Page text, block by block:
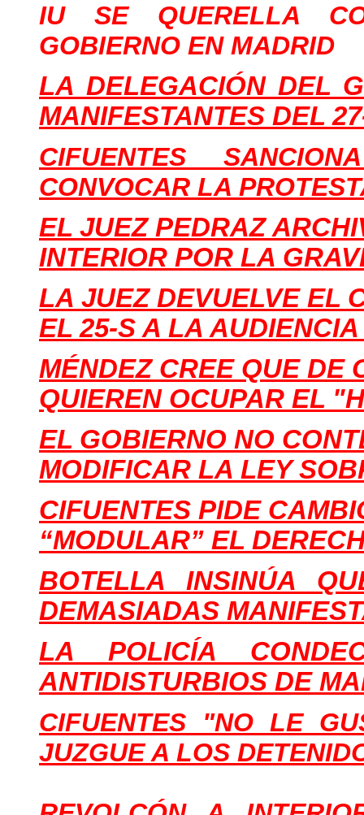
IU SE QUERELLA
GOBIERNO EN MADRID
LA DELEGACIÓN DEL
MANIFESTANTES DEL
CIFUENTES
CONVOCAR LA
EL JUEZ PEDRAZ
INTERIOR POR LA
LA JUEZ DEVUELVE EL
EL 25-S A LA
MÉNDEZ CREE QUE DE
QUIEREN OCUPAR EL
EL GOBIERNO NO
MODIFICAR LA LEY
CIFUENTES PIDE
“MODULAR” EL
BOTELLA INSINÚA
DEMASIADAS
LA POLICÍA
ANTIDISTURBIOS DE
CIFUENTES "NO LE
JUZGUE A LOS